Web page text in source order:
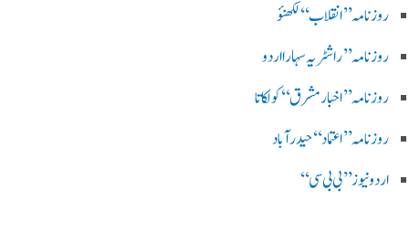
روزنامہ ’’ انقلاب‘‘ لکھنؤ
روز نامہ ’’راشٹریہ سہارا اردو
روزنامہ ’’اخبارمشرق‘‘ کولکاتا
روزنامہ ’’اعتماد‘‘ حیدرآباد
اردو نیوز ’’بی بی سی‘‘